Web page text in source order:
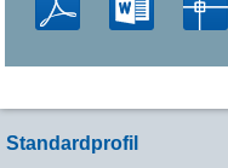
Standardprofil